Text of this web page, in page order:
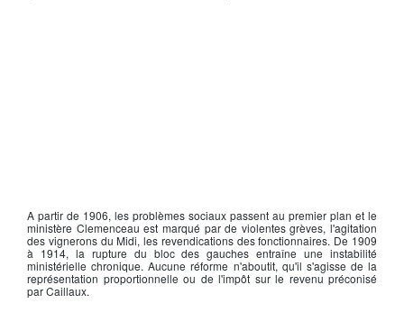
A partir de 1906, les problèmes sociaux passent au premier plan et le
ministère Clemenceau est marqué par de violentes grèves, l'agitation
des vignerons du Midi, les revendications des fonctionnaires. De 1909
à 1914, la rupture du bloc des gauches entraîne une instabilité
ministérielle chronique. Aucune réforme n'aboutit, qu'il s'agisse de la
représentation proportionnelle ou de l'impôt sur le revenu préconisé
parCaillaux.